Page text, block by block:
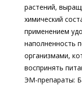
растений,
химический
применением
наполненность
организмами,
воспринять
ЭМ-препараты: